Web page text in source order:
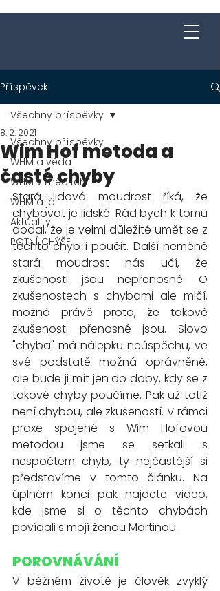
Příspěvek
Všechny příspěvky
WHM a věda
WHM v médiích
WHM a já
Aktuality
POTNÍ CHÝŠE
Všechny příspěvky
Wim Hof metoda a
časté chyby
8. 2. 2021
Stará lidová moudrost říká, že
chybovat je lidské. Rád bych k tomu
dodal, že je velmi důležité umět se z
těchto chyb i poučit. Další neméně
stará moudrost nás učí, že
zkušenosti jsou nepřenosné. O
zkušenostech s chybami ale mlčí,
možná právě proto, že takové
zkušenosti přenosné jsou. Slovo
"chyba" má nálepku neúspěchu, ve
své podstatě možná oprávněně,
ale bude ji mít jen do doby, kdy se z
takové chyby poučíme. Pak už totiž
není chybou, ale zkušeností. V rámci
praxe spojené s Wim Hofovou
metodou jsme se setkali s
nespočtem chyb, ty nejčastější si
představíme v tomto článku. Na
úplném konci pak najdete video,
kde jsme si o těchto chybách
povídali s mojí ženou Martinou.
POROVNÁVÁNÍ
V běžném životě je člověk zvyklý